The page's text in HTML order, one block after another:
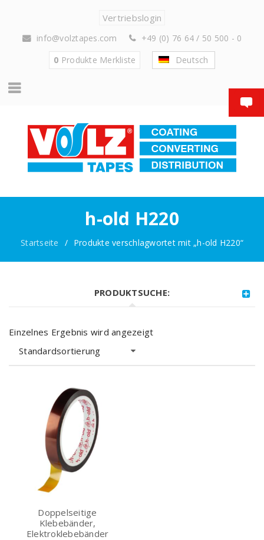
Vertriebslogin
info@volztapes.com
+49 (0) 76 64 / 50 500 - 0
0 Produkte Merkliste Deutsch
h-old H220
Startseite / Produkte verschlagwortet mit „h-old H220“
PRODUKTSUCHE:
Einzelnes Ergebnis wird angezeigt
Standardsortierung
Doppelseitige
Klebebänder,
Elektroklebebänder